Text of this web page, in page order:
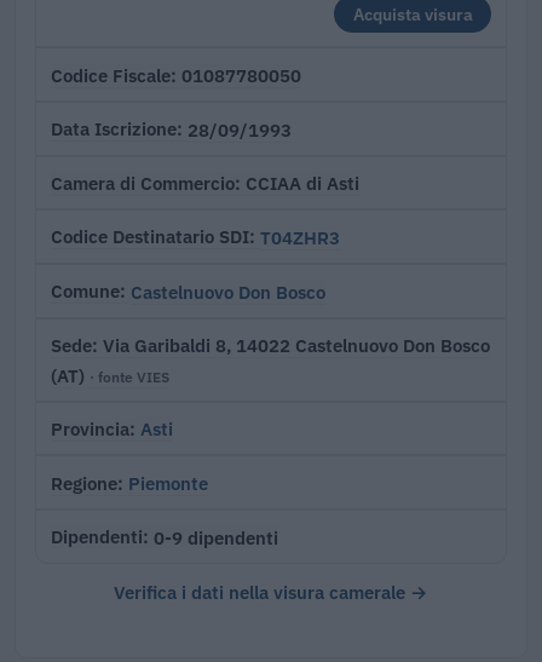
Acquista visura
Codice Fiscale 01087780050
Data Iscrizione 28/09/1993
Camera di Commercio CCIAA di Asti
Codice Destinatario SDI T04ZHR3
Comune Castelnuovo Don Bosco
Sede Via Garibaldi 8, 14022 Castelnuovo Don Bosco
(AT) · fonte VIES
Provincia Asti
Regione Piemonte
Dipendenti 0-9 dipendenti
Verifica i dati nella visura camerale →